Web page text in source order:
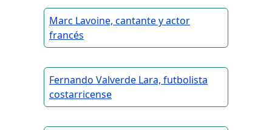
Marc Lavoine, cantante y actor
francés
Fernando Valverde Lara, futbolista
costarricense